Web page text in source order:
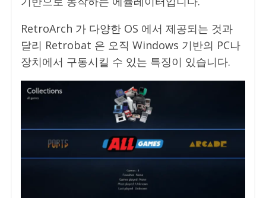
RetroArch 가 다양한 OS 에서 제공되는 것과
달리 Retrobat 은 오직 Windows 기반의 PC나
장치에서 구동시킬 수 있는 특징이 있습니다.